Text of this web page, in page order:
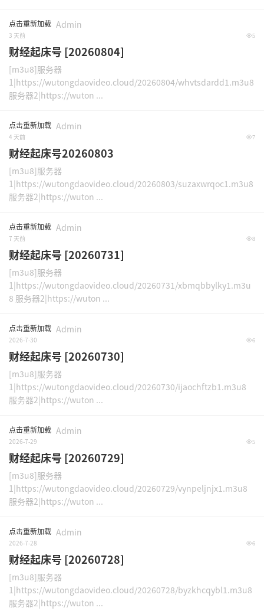
点击重新加载 Admin
3 天前 5
财经起床号 [20260804]
[m3u8]服务器
1|https://wutongdaovideo.cloud/20260804/whvtsdardd1.m3u8
服务器2|https://wuton ...
点击重新加载 Admin
4 天前 7
财经起床号20260803
[m3u8]服务器
1|https://wutongdaovideo.cloud/20260803/suzaxwrqoc1.m3u8
服务器2|https://wuton ...
点击重新加载 Admin
7 天前 8
财经起床号 [20260731]
[m3u8]服务器
1|https://wutongdaovideo.cloud/20260731/xbmqbbylky1.m3u
8 服务器2|https://wuton ...
点击重新加载 Admin
2026-7-30 6
财经起床号 [20260730]
[m3u8]服务器
1|https://wutongdaovideo.cloud/20260730/ijaochftzb1.m3u8
服务器2|https://wuton ...
点击重新加载 Admin
2026-7-29 5
财经起床号 [20260729]
[m3u8]服务器
1|https://wutongdaovideo.cloud/20260729/vynpeljnjx1.m3u8
服务器2|https://wuton ...
点击重新加载 Admin
2026-7-28 6
财经起床号 [20260728]
[m3u8]服务器
1|https://wutongdaovideo.cloud/20260728/byzkhcqybl1.m3u8
服务器2|https://wuton ...